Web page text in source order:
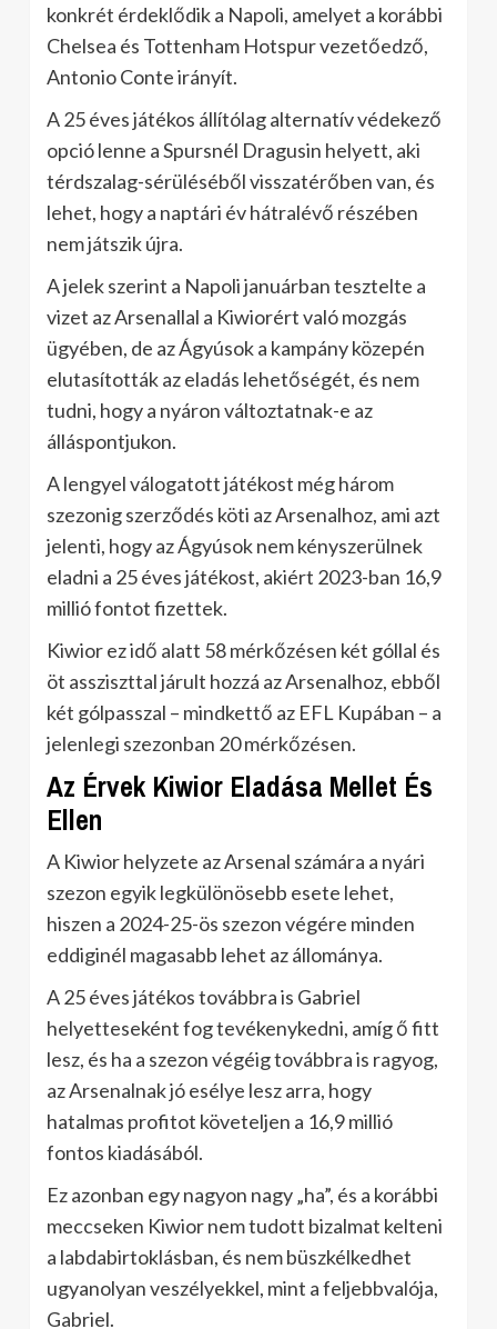
konkrét érdeklődik a Napoli, amelyet a korábbi
Chelsea és Tottenham Hotspur vezetőedző,
Antonio Conte irányít.
A 25 éves játékos állítólag alternatív védekező
opció lenne a Spursnél Dragusin helyett, aki
térdszalag-sérüléséből visszatérőben van, és
lehet, hogy a naptári év hátralévő részében
nem játszik újra.
A jelek szerint a Napoli januárban tesztelte a
vizet az Arsenallal a Kiwiorért való mozgás
ügyében, de az Ágyúsok a kampány közepén
elutasították az eladás lehetőségét, és nem
tudni, hogy a nyáron változtatnak-e az
álláspontjukon.
A lengyel válogatott játékost még három
szezonig szerződés köti az Arsenalhoz, ami azt
jelenti, hogy az Ágyúsok nem kényszerülnek
eladni a 25 éves játékost, akiért 2023-ban 16,9
millió fontot fizettek.
Kiwior ez idő alatt 58 mérkőzésen két góllal és
öt assziszttal járult hozzá az Arsenalhoz, ebből
két gólpasszal – mindkettő az EFL Kupában – a
jelenlegi szezonban 20 mérkőzésen.
Az Érvek Kiwior Eladása Mellet És
Ellen
A Kiwior helyzete az Arsenal számára a nyári
szezon egyik legkülönösebb esete lehet,
hiszen a 2024-25-ös szezon végére minden
eddiginél magasabb lehet az állománya.
A 25 éves játékos továbbra is Gabriel
helyetteseként fog tevékenykedni, amíg ő fitt
lesz, és ha a szezon végéig továbbra is ragyog,
az Arsenalnak jó esélye lesz arra, hogy
hatalmas profitot követeljen a 16,9 millió
fontos kiadásából.
Ez azonban egy nagyon nagy „ha”, és a korábbi
meccseken Kiwior nem tudott bizalmat kelteni
a labdabirtoklásban, és nem büszkélkedhet
ugyanolyan veszélyekkel, mint a feljebbvalója,
Gabriel.